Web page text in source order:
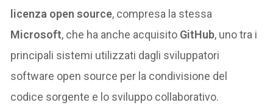
licenza open source, compresa la stessa
Microsoft, che ha anche acquisito GitHub, uno tra i
principali sistemi utilizzati dagli sviluppatori
software open source per la condivisione del
codice sorgente e lo sviluppo collaborativo.